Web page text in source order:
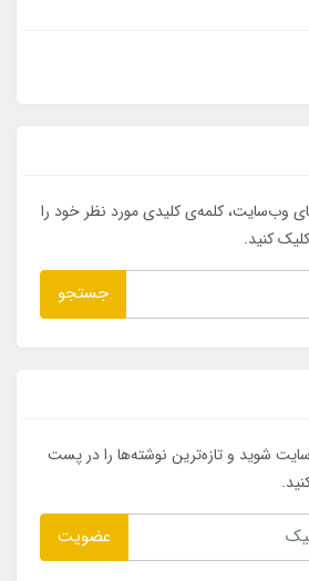
وب‌سایت، کلمه‌ی کلیدی مورد نظر خود را
کنید.
جستجو
شوید و تازه‌ترین نوشته‌ها را در پست
عضویت